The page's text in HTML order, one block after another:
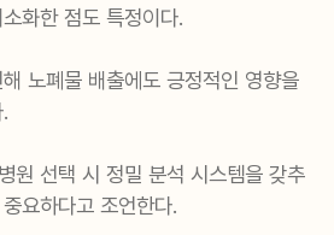
화한 점도 특정이다.
노폐물 배출에도 긍정적인 영향을
원 선택 시 정밀 분석 시스템을 갖추
요하다고 조언한다.